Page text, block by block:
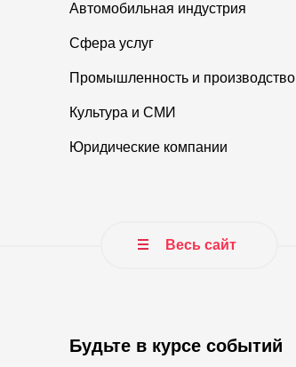
Автомобильная индустрия
Сфера услуг
Промышленность и производство
Культура и СМИ
Юридические компании
Весь сайт
Будьте в курсе событий